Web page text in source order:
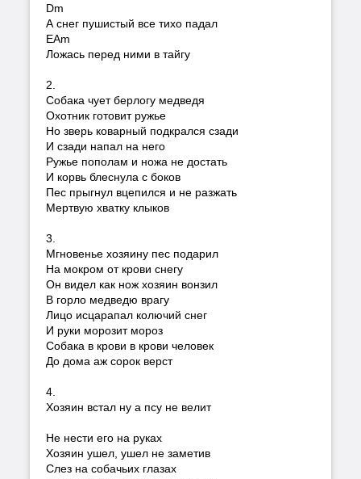
Dm
А снег пушистый все тихо падал
EAm
Ложась перед ними в тайгу
2.
Собака чует берлогу медведя
Охотник готовит ружье
Но зверь коварный подкрался сзади
И сзади напал на него
Ружье пополам и ножа не достать
И корвь блеснула с боков
Пес прыгнул вцепился и не разжать
Мертвую хватку клыков
3.
Мгновенье хозяину пес подарил
На мокром от крови снегу
Он видел как нож хозяин вонзил
В горло медведю врагу
Лицо исцарапал колючий снег
И руки морозит мороз
Собака в крови в крови человек
До дома аж сорок верст
4.
Хозяин встал ну а псу не велит
Не нести его на руках
Хозяин ушел, ушел не заметив
Слез на собачьих глазах